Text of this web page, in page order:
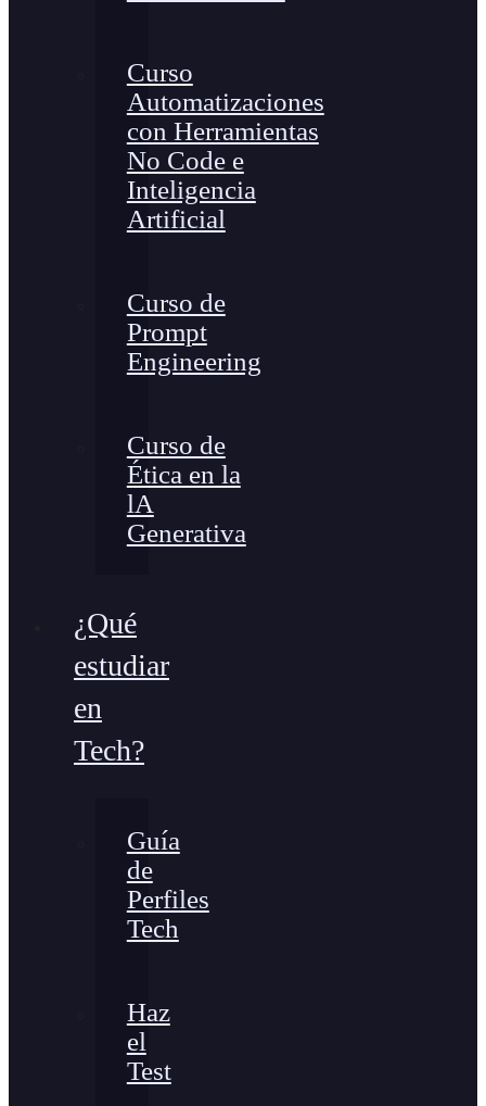
Curso
Automatizaciones
con Herramientas
No Code e
Inteligencia
Artificial
Curso de
Prompt
Engineering
Curso de
Ética en la
lA
Generativa
¿Qué
estudiar
en
Tech?
Guía
de
Perfiles
Tech
Haz
el
Test